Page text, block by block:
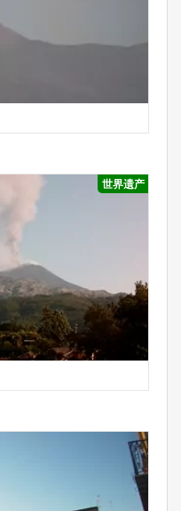
世界遗产